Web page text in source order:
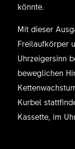
könnte.
Mit dieser
Freilaufkörper
Uhrzeigersinn
beweglichen
Kurbel
Kassette, im